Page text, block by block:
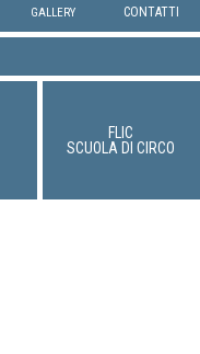
GALLERY CONTATTI
FLIC
SCUOLA DI CIRCO